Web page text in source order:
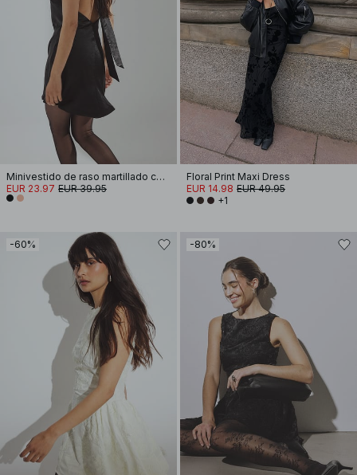
Minivestido de raso martillado con lazo en la espalda
EUR 23.97 EUR 39.95
Floral Print Maxi Dress
EUR 14.98 EUR 49.95
+1
-60% -80%